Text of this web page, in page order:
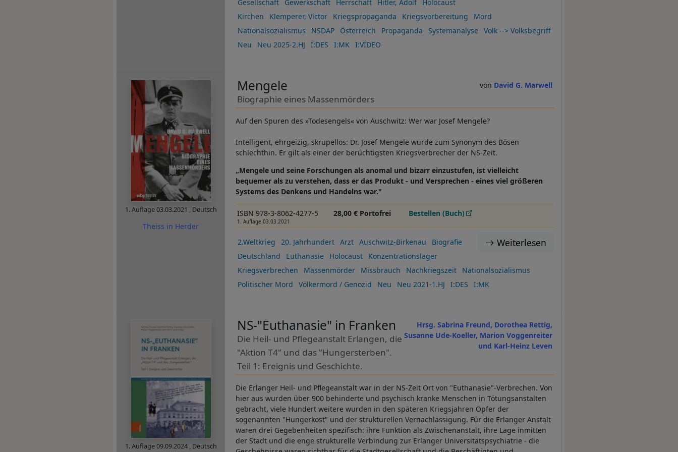
Gesellschaft
Gewerkschaft Herrschaft Hitler, Adolf
Holocaust
Kirchen
Klemperer, Victor Kriegspropaganda Kriegsvorbereitung
Mord
Nationalsozialismus
NSDAP Österreich Propaganda Systemanalyse
Volk --> Volksbegriff
Neu
Neu 2025-2.HJ I:DES I:MK I:VIDEO
1. Auflage03.03.2021 , Deutsch
Theiss in Herder
David G. Marwell
Mengele
Biographie eines Massenmörders
Auf den Spuren des »Todesengels« von Auschwitz: Wer war Josef Mengele?
Intelligent, ehrgeizig, skrupellos: Dr. Josef Mengele wurde zum Synonym des Bösen
schlechthin. Er gilt als einer der berüchtigsten Kriegsverbrecher der NS-Zeit.
„Mengele und seine Forschungen als anomal und bizarr einzustufen, ist vielleicht
bequemer als zu verstehen, dass er das Produkt - und Versprechen - eines viel größeren
Systems des Denkens und Handelns war."
ISBN 978-3-8062-4277-5
1. Auflage 03.03.2021
28,00 € Portofrei Bestellen (Buch)
Weiterlesen
2.Weltkrieg 20. Jahrhundert Arzt Auschwitz-Birkenau
Biografie
Deutschland
Euthanasie Holocaust
Konzentrationslager
Kriegsverbrechen
Massenmörder Missbrauch Nachkriegszeit
Nationalsozialismus
Politischer Mord
Völkermord / Genozid Neu Neu 2021-1.HJ I:DES I:MK
1. Auflage09.09.2024 , Deutsch
Hrsg. Sabrina Freund, Dorothea Rettig,
Susanne Ude-Koeller, Marion Voggenreiter
und Karl-Heinz Leven
NS-"Euthanasie" in Franken
Die Heil- und Pflegeanstalt Erlangen, die
"Aktion T4" und das "Hungersterben".
Teil 1: Ereignis und Geschichte.
Die Erlanger Heil- und Pflegeanstalt war in der NS-Zeit Ort von "Euthanasie"-Verbrechen. Von
hier aus wurden über 900 behinderte und psychisch kranke Menschen in Tötungsanstalten
gebracht, viele Hundert weitere wurden in den späteren Kriegsjahren Opfer der
sogenannten "Hungerkost" und der strukturellen Vernachlässigung. Für die Erlanger Anstalt
waren drei Gegebenheiten spezifisch: ihre Funktion als Zwischenanstalt, ihre Lage inmitten
der Stadt und die enge strukturelle Verbindung zur Erlanger Universitätspsychiatrie - die